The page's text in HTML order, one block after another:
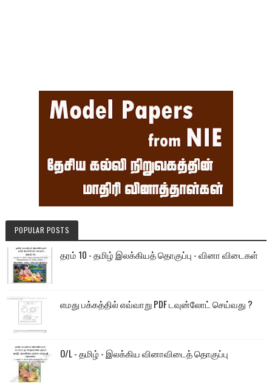
POPULAR POSTS
தரம் 10 - தமிழ் இலக்கியத் தொகுப்பு - வினா விடைகள்
எமது பக்கத்தில் எவ்வாறு PDF டவுன்லோட் செய்வது ?
O/L - தமிழ் - இலக்கிய வினாவிடைத் தொகுப்பு